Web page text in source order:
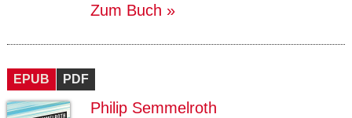
Zum Buch
EPUB PDF
Philip Semmelroth